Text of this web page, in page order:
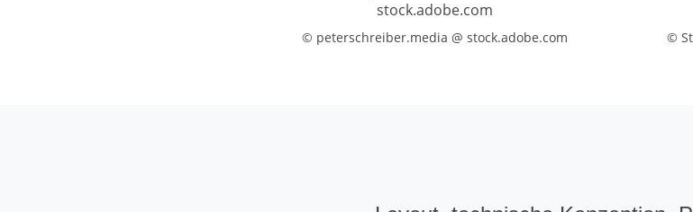
© peterschreiber.media @ stock.adobe.com ©